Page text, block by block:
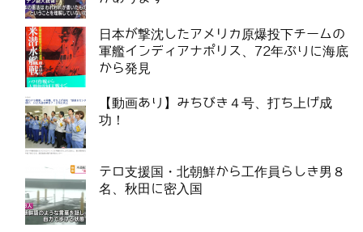
日本が撃沈したアメリカ原爆投下チームの
軍艦インディアナポリス、72年ぶりに海底
から発見
【動画あり】みちびき４号、打ち上げ成
功！
テロ支援国・北朝鮮から工作員らしき男８
名、秋田に密入国